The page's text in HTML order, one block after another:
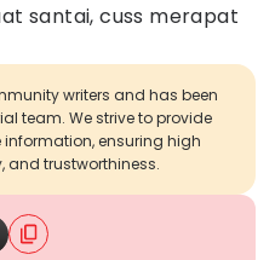
santai, cuss merapat
writers and has been
team. We strive to provide
ensuring high
and trustworthiness.